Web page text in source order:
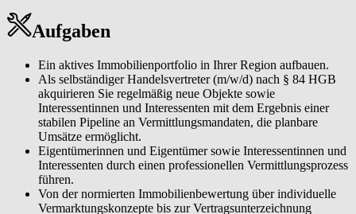
Moderne Tools & CRM effizient einsetzen. Mit unserem Makler-
digitalen Makler-Tools und klaren Prozessen organisieren Sie
Abläufe effizient und steigern damit Ihre Reichweite und
Vermittlungsquote.
Ihr Geschäft unternehmerisch steuern. Sie managen Marketing,
Vertrieb und Ressourcen professionell und treffen fundierte
finanzielle Entscheidungen für Ihr nachhaltig wachsendes, rentables
Immobiliengeschäft.
Aufgaben
Ein aktives Immobilienportfolio in Ihrer Region aufbauen.
Als selbständiger Handelsvertreter (m/w/d) nach § 84 HGB
akquirieren Sie regelmäßig neue Objekte sowie
Interessentinnen und Interessenten mit dem Ergebnis einer
stabilen Pipeline an Vermittlungsmandaten, die planbare
Umsätze ermöglicht.
Eigentümerinnen und Eigentümer sowie Interessentinnen und
Interessenten durch einen professionellen Vermittlungsprozess
führen.
Von der normierten Immobilienbewertung über individuelle
Vermarktungskonzepte bis zur Vertragsunterzeichnung